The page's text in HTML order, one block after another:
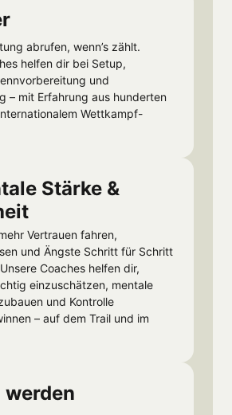
abrufen, wenn’s zählt.
helfen dir bei Setup,
und
– mit Erfahrung aus hunderten
Wettkampf-
Stärke &
Vertrauen fahren,
und Ängste Schritt für Schritt
Coaches helfen dir,
einzuschätzen, mentale
und Kontrolle
– auf dem Trail und im
werden